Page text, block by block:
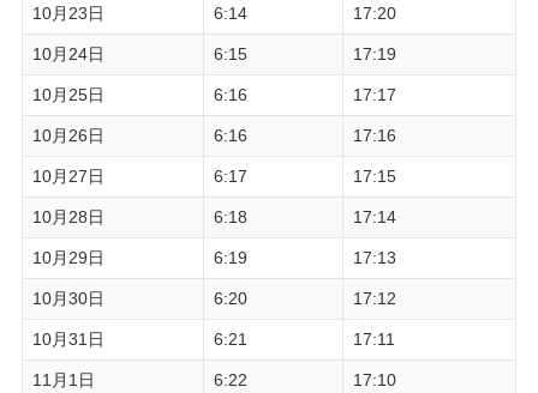
10月23日 6:14 17:20
10月24日 6:15 17:19
10月25日 6:16 17:17
10月26日 6:16 17:16
10月27日 6:17 17:15
10月28日 6:18 17:14
10月29日 6:19 17:13
10月30日 6:20 17:12
10月31日 6:21 17:11
11月1日 6:22 17:10